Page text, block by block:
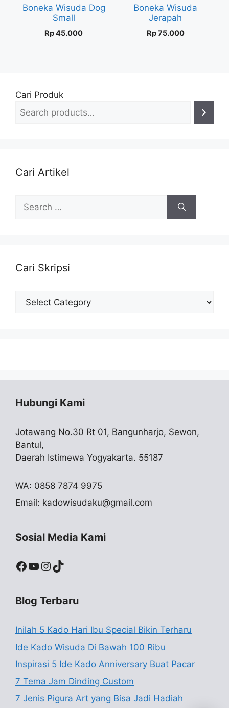
Boneka Wisuda Dog
Small
Rp45.000
Boneka Wisuda
Jerapah
Rp75.000
Cari Produk
Cari Artikel
for:
Cari Skripsi
Cari
Skripsi
Hubungi Kami
Jotawang No.30 Rt 01, Bangunharjo, Sewon,
Bantul,
Daerah Istimewa Yogyakarta. 55187
WA: 0858 7874 9975
Email: kadowisudaku@gmail.com
Sosial Media Kami
Facebook
YouTube
Instagram
TikTok
Blog Terbaru
Inilah 5 Kado Hari Ibu Special Bikin Terharu
Ide Kado Wisuda Di Bawah 100 Ribu
Inspirasi 5 Ide Kado Anniversary Buat Pacar
7 Tema Jam Dinding Custom
7 Jenis Pigura Art yang Bisa Jadi Hadiah